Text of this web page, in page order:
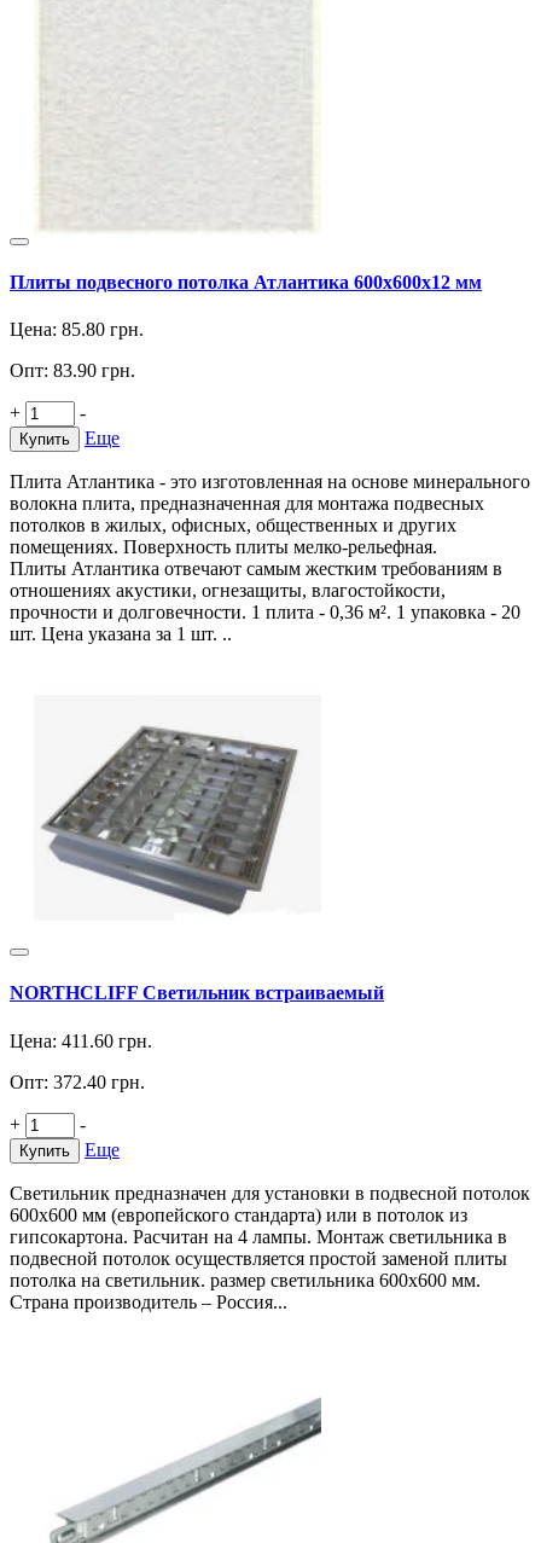
Плиты подвесного потолка Атлантика 600х600х12 мм
Цена: 85.80 грн.
Опт: 83.90 грн.
+ -
Купить Еще
Плита Атлантика - это изготовленная на основе минерального
волокна плита, предназначенная для монтажа подвесных
потолков в жилых, офисных, общественных и других
помещениях. Поверхность плиты мелко-рельефная.
Плиты Атлантика отвечают самым жестким требованиям в
отношениях акустики, огнезащиты, влагостойкости,
прочности и долговечности. 1 плита - 0,36 м². 1 упаковка - 20
шт. Цена указана за 1 шт. ..
NORTHCLIFF Светильник встраиваемый
Цена: 411.60 грн.
Опт: 372.40 грн.
+ -
Купить Еще
Светильник предназначен для установки в подвесной потолок
600х600 мм (европейского стандарта) или в потолок из
гипсокартона. Расчитан на 4 лампы. Монтаж светильника в
подвесной потолок осуществляется простой заменой плиты
потолка на светильник. размер светильника 600х600 мм.
Страна производитель – Россия...